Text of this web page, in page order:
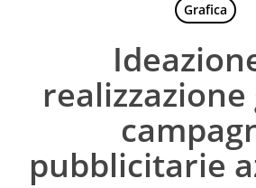
Grafica
pubblicitarie